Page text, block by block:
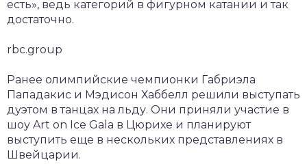
есть», ведь категорий в фигурном катании и так
достаточно.
rbc.group
Ранее олимпийские чемпионки Габриэла
Пападакис и Мэдисон Хаббелл решили выступать
дуэтом в танцах на льду. Они приняли участие в
шоу Art on Ice Gala в Цюрихе и планируют
выступить еще в нескольких представлениях в
Швейцарии.